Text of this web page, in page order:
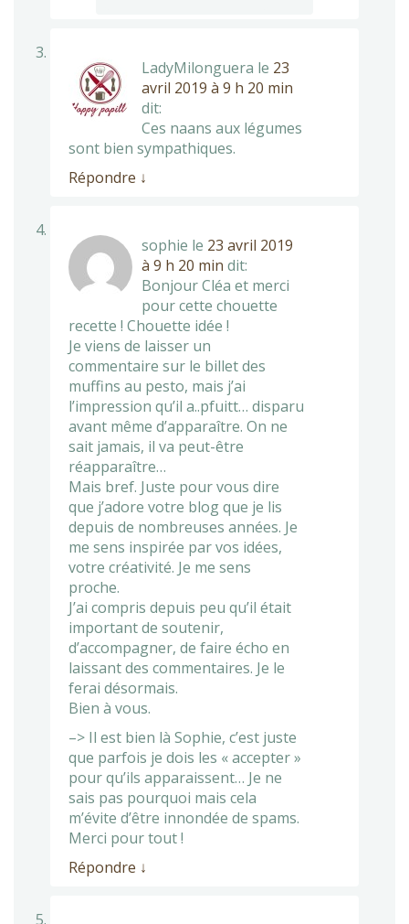
LadyMilonguera le 23
avril 2019 à 9 h 20 min
dit:
Ces naans aux légumes
sont bien sympathiques.
Répondre ↓
sophie le 23 avril 2019
à 9 h 20 min dit:
Bonjour Cléa et merci
pour cette chouette
recette ! Chouette idée !
Je viens de laisser un
commentaire sur le billet des
muffins au pesto, mais j’ai
l’impression qu’il a..pfuitt… disparu
avant même d’apparaître. On ne
sait jamais, il va peut-être
réapparaître…
Mais bref. Juste pour vous dire
que j’adore votre blog que je lis
depuis de nombreuses années. Je
me sens inspirée par vos idées,
votre créativité. Je me sens
proche.
J’ai compris depuis peu qu’il était
important de soutenir,
d’accompagner, de faire écho en
laissant des commentaires. Je le
ferai désormais.
Bien à vous.
–> Il est bien là Sophie, c’est juste
que parfois je dois les « accepter »
pour qu’ils apparaissent… Je ne
sais pas pourquoi mais cela
m’évite d’être innondée de spams.
Merci pour tout !
Répondre ↓